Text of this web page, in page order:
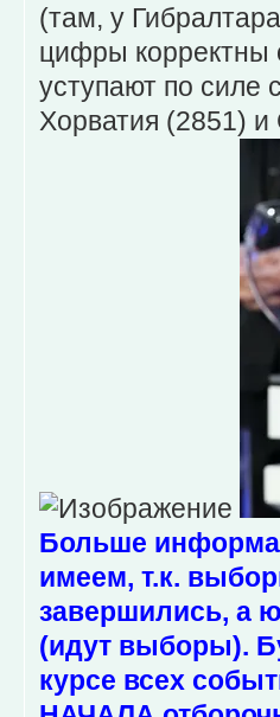
(там, у
цифры корректны
уступают по силе
Хорватия (2851)
Больше
имеем, т.к.
завершились, а
(идут выборы).
курсе всех